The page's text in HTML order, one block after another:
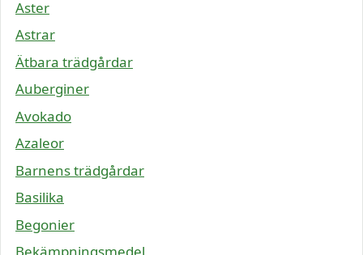
Aster
Astrar
Ätbara trädgårdar
Auberginer
Avokado
Azaleor
Barnens trädgårdar
Basilika
Begonier